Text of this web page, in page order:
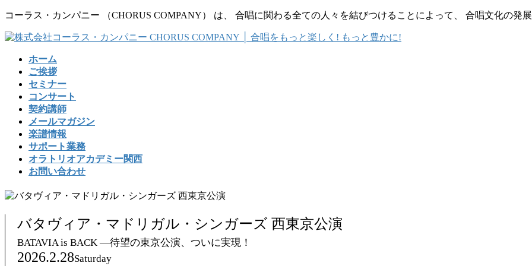
コ
テ
ナ
ゲ
コーラス・カンパニー （CHORUS COMPANY） は、 合唱に関わる全ての人々を結びつけることによって、 合唱文化の発展
ホーム
ご挨拶
セミナー
コンサート
契約講師
メールマガジン
楽譜情報
サポート業務
オラトリオアカデミー関西
お問い合わせ
バタヴィア・マドリガル・シンガーズ 西東京公演
BATAVIA is BACK ―待望の東京公演、ついに実現！
2026.2.28Saturday